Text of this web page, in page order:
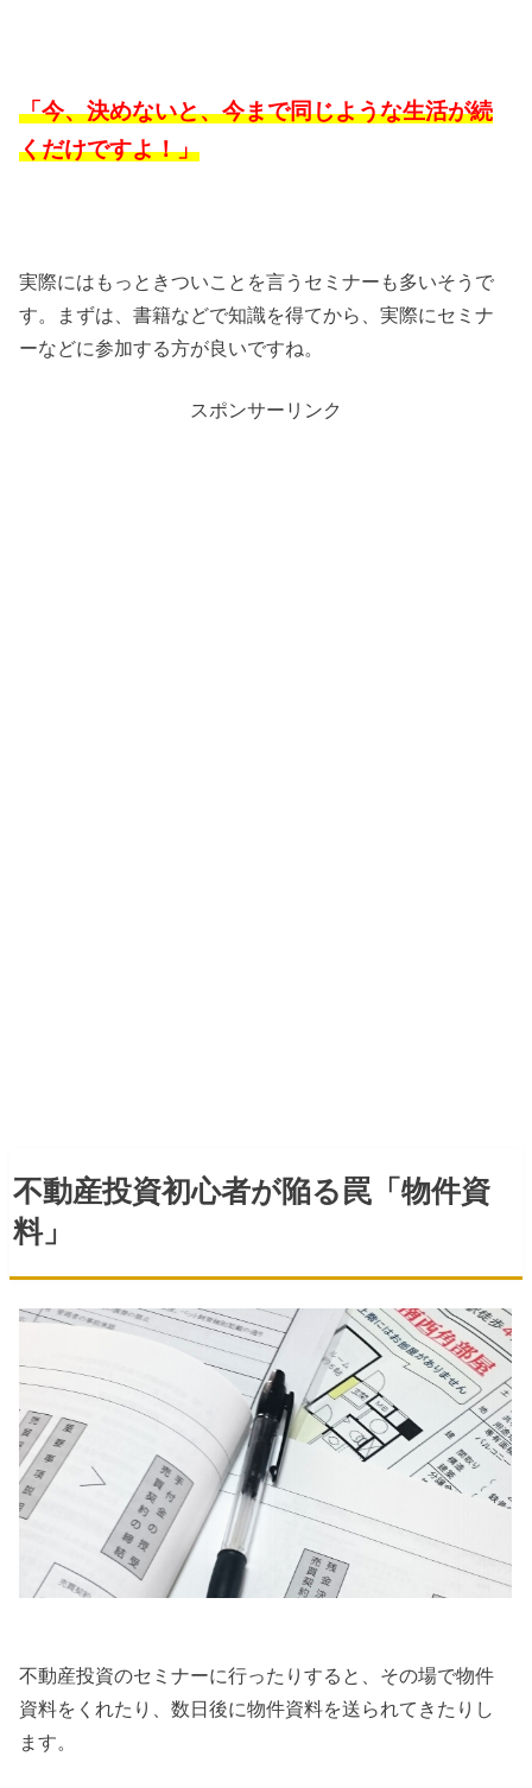
「今、決めないと、今まで同じような生活が続
くだけですよ！」
実際にはもっときついことを言うセミナーも多いそうで
す。まずは、書籍などで知識を得てから、実際にセミナ
ーなどに参加する方が良いですね。
スポンサーリンク
不動産投資初心者が陥る罠「物件資
料」
不動産投資のセミナーに行ったりすると、その場で物件
資料をくれたり、数日後に物件資料を送られてきたりし
ます。